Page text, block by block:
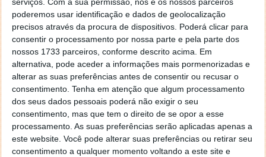
serviços. Com a sua permissão, nós e os nossos parceiros
poderemos usar identificação e dados de geolocalização
precisos através da procura de dispositivos. Poderá clicar para
consentir o processamento por nossa parte e pela parte dos
nossos 1733 parceiros, conforme descrito acima. Em
alternativa, pode aceder a informações mais pormenorizadas e
alterar as suas preferências antes de consentir ou recusar o
consentimento. Tenha em atenção que algum processamento
dos seus dados pessoais poderá não exigir o seu
consentimento, mas que tem o direito de se opor a esse
processamento. As suas preferências serão aplicadas apenas a
este website. Você pode alterar suas preferências ou retirar seu
consentimento a qualquer momento voltando a este site e
@Reporter
Desculpa mas o link funciona. Seja como for segue por mail
o MSn Messenger 8.
Responder
Vítor M.
7 de Novembro de 2005 às 11:21
@Rui
Tens de encontrar o que te falei. Faz da seguinte maneira,
janela iniciar e no topo dessa janela com o botão direito do
rato faz propriedades. Depois no separador Menu ‘Iniciar’
clica no botão ‘Personalizar’ aí encontrarás no separador
geral a opção para escolheres o Browser com que queres